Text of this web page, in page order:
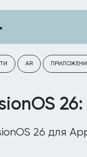
AR
26:
26 для